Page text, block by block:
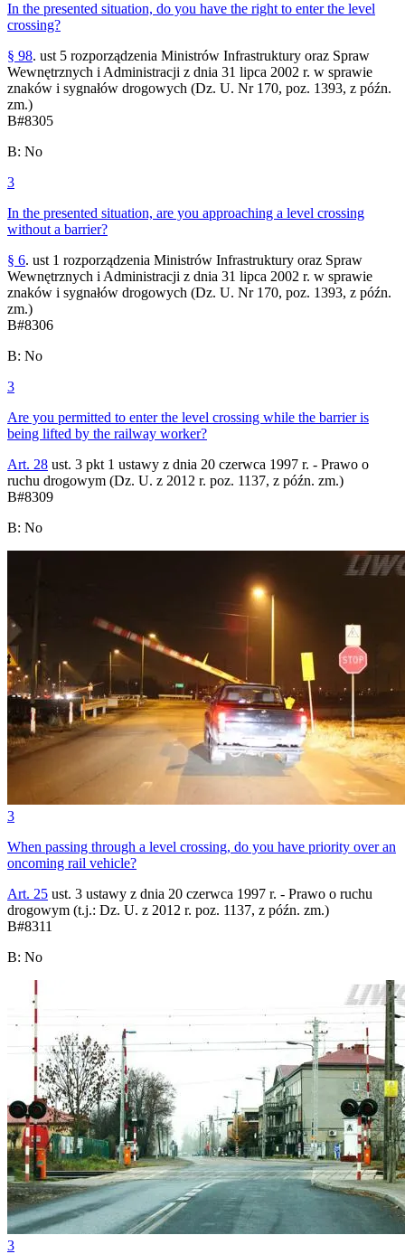
In the presented situation, do you have the right to enter the level
crossing?
§ 98. ust 5 rozporządzenia Ministrów Infrastruktury oraz Spraw
Wewnętrznych i Administracji z dnia 31 lipca 2002 r. w sprawie
znaków i sygnałów drogowych (Dz. U. Nr 170, poz. 1393, z późn.
zm.)
B#8305
B: No
3
In the presented situation, are you approaching a level crossing
without a barrier?
§ 6. ust 1 rozporządzenia Ministrów Infrastruktury oraz Spraw
Wewnętrznych i Administracji z dnia 31 lipca 2002 r. w sprawie
znaków i sygnałów drogowych (Dz. U. Nr 170, poz. 1393, z późn.
zm.)
B#8306
B: No
3
Are you permitted to enter the level crossing while the barrier is
being lifted by the railway worker?
Art. 28 ust. 3 pkt 1 ustawy z dnia 20 czerwca 1997 r. - Prawo o
ruchu drogowym (Dz. U. z 2012 r. poz. 1137, z późn. zm.)
B#8309
B: No
3
When passing through a level crossing, do you have priority over an
oncoming rail vehicle?
Art. 25 ust. 3 ustawy z dnia 20 czerwca 1997 r. - Prawo o ruchu
drogowym (t.j.: Dz. U. z 2012 r. poz. 1137, z późn. zm.)
B#8311
B: No
3